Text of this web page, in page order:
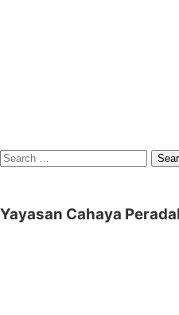
Search
Yayasan Cahaya